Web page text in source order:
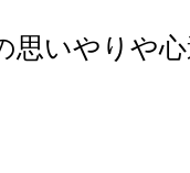
いやりや